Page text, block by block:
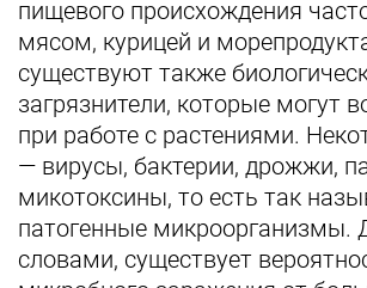
пищевого происхождения
мясом, курицей и
существуют также
загрязнители, которые могут
при работе с растениями.
— вирусы, бактерии, дрожжи,
микотоксины, то есть так
патогенные микроорганизмы.
словами, существует